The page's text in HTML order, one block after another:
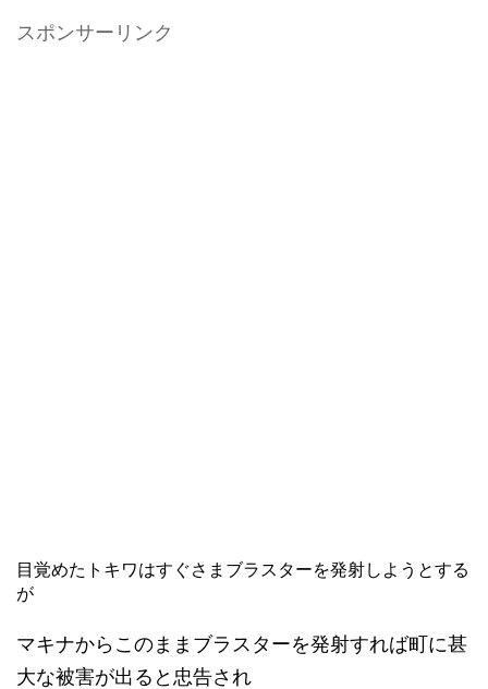
スポンサーリンク
目覚めたトキワはすぐさまブラスターを発射しようとする
が
マキナからこのままブラスターを発射すれば町に甚
大な被害が出ると忠告され